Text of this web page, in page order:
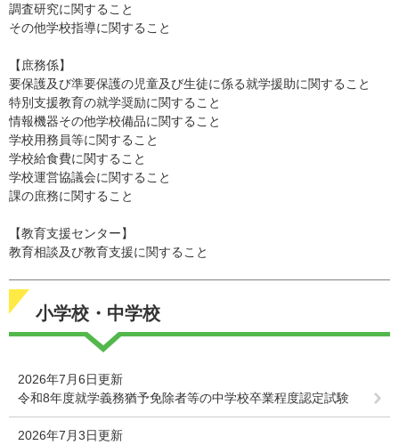
調査研究に関すること
その他学校指導に関すること
【庶務係】
要保護及び準要保護の児童及び生徒に係る就学援助に関すること
特別支援教育の就学奨励に関すること
情報機器その他学校備品に関すること
学校用務員等に関すること
学校給食費に関すること
学校運営協議会に関すること
課の庶務に関すること
【教育支援センター】
教育相談及び教育支援に関すること
小学校・中学校
2026年7月6日更新
令和8年度就学義務猶予免除者等の中学校卒業程度認定試験
2026年7月3日更新